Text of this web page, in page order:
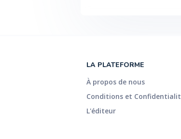
LA PLATEFORME
À propos de nous
Conditions et
L'éditeur